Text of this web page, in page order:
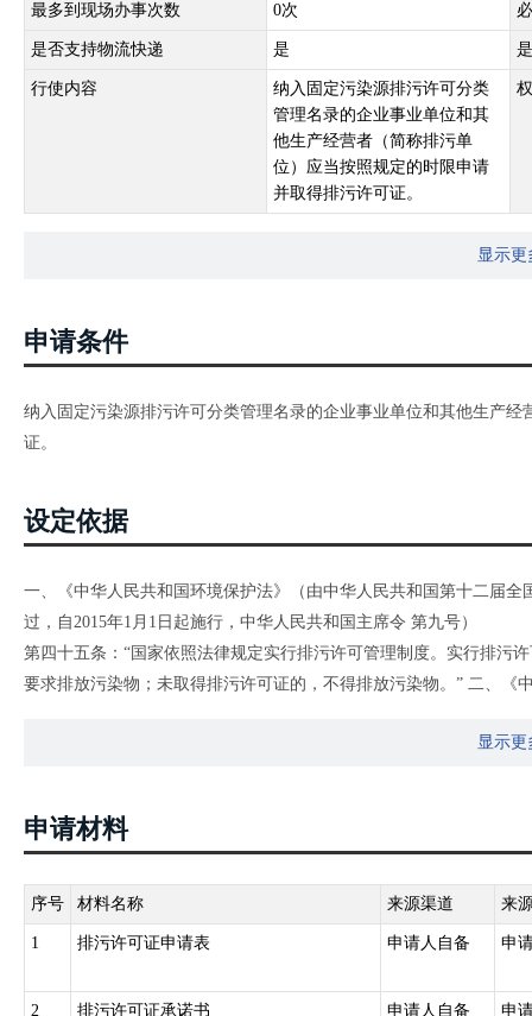
最多到现场办事次数 0次
是否支持物流快递 是
行使内容
纳入固定污染源排污许可分类
管理名录的企业事业单位和其
他生产经营者（简称排污单
位）应当按照规定的时限申请
并取得排污许可证。
显示更
申请条件
纳入固定污染源排污许可分类管理名录的企业事业单位和其他生产
证。
设定依据
一、《中华人民共和国环境保护法》（由中华人民共和国第十二届
过，自2015年1月1日起施行，中华人民共和国主席令 第九号）
第四十五条：“国家依照法律规定实行排污许可管理制度。实行排污
要求排放污染物；未取得排污许可证的，不得排放污染物。” 二、《
人民共和国大气污染防治法〉的决定》第一次修正，2000年4月29
号）
营单位以及其他依法实行排污许可管理的单位，应当取得排污许可证
三、《中华人民共和国水污染防治法》（1984年5月11日第六届全
十届全国人民代表大会常务委员会第三十二次会议修订，根据2017
显示更
申请材料
序号 材料名称 来源渠道 来
1 排污许可证申请表 申请人自备 申
2 排污许可证承诺书 申请人自备 申